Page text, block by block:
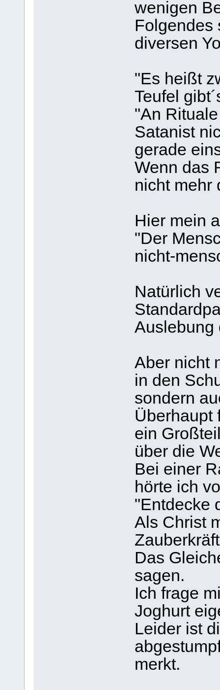
wenigen
Folgendes
diversen
"Es heißt
Teufel
"An
Satanist
gerade
Wenn das
nicht mehr
Hier mein
"Der
nicht-
Natürlich
Auslebung
Aber nicht
in den
sondern
Überhaupt
ein
über die
Bei einer
hörte ich
"Entdecke
Als Christ
Das
sagen.
Ich frage
Joghurt
Leider ist
merkt.